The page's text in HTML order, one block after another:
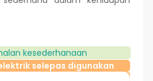
kesederhanaan
selepas digunakan